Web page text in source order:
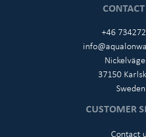
+46
37150
Sweden
CUSTOMER
Contact